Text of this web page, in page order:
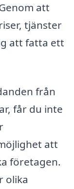
att
tjänster
att fatta ett
från
får du inte
att
företagen.
olika